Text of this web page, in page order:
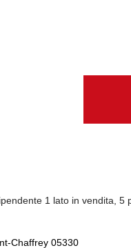
1 lato in vendita, 5